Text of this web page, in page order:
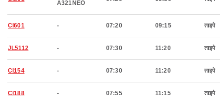
A321NEO
CI601 - 07:20 09:15 ताइपे
JL5112 - 07:30 11:20 ताइपे
CI154 - 07:30 11:20 ताइपे
CI188 - 07:55 11:15 ताइपे